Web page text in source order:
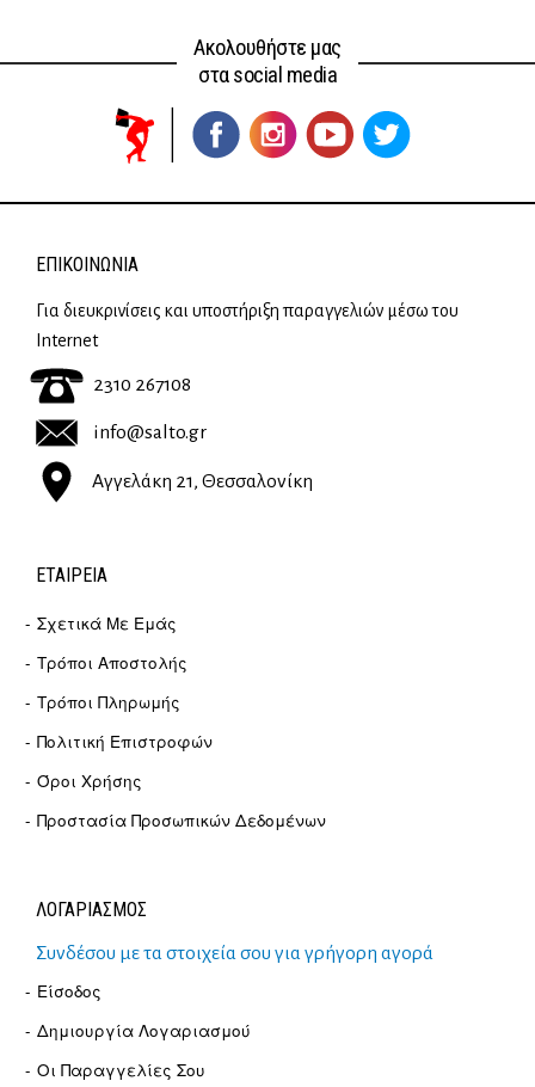
Ακολουθήστε μας
στα social media
ΕΠΙΚΟΙΝΩΝΊΑ
Για διευκρινίσεις και υποστήριξη παραγγελιών μέσω του
Internet
2310 267108
info@salto.gr
Αγγελάκη 21, Θεσσαλονίκη
ΕΤΑΙΡΕΊΑ
Σχετικά Με Εμάς
Τρόποι Αποστολής
Τρόποι Πληρωμής
Πολιτική Επιστροφών
Όροι Χρήσης
Προστασία Προσωπικών Δεδομένων
ΛΟΓΑΡΙΑΣΜΟΣ
Συνδέσου με τα στοιχεία σου για γρήγορη αγορά
Είσοδος
Δημιουργία Λογαριασμού
Οι Παραγγελίες Σου